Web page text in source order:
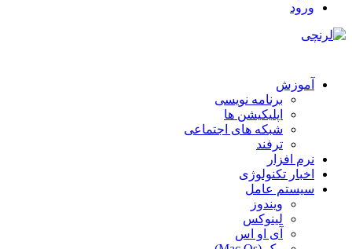
ورود
آموزش
برنامه نویسی
اپلیکیشن ها
شبکه های اجتماعی
ترفند
نرم افزار
اخبار تکنولوژی
سیستم عامل
ویندوز
لینوکس
آی او اس